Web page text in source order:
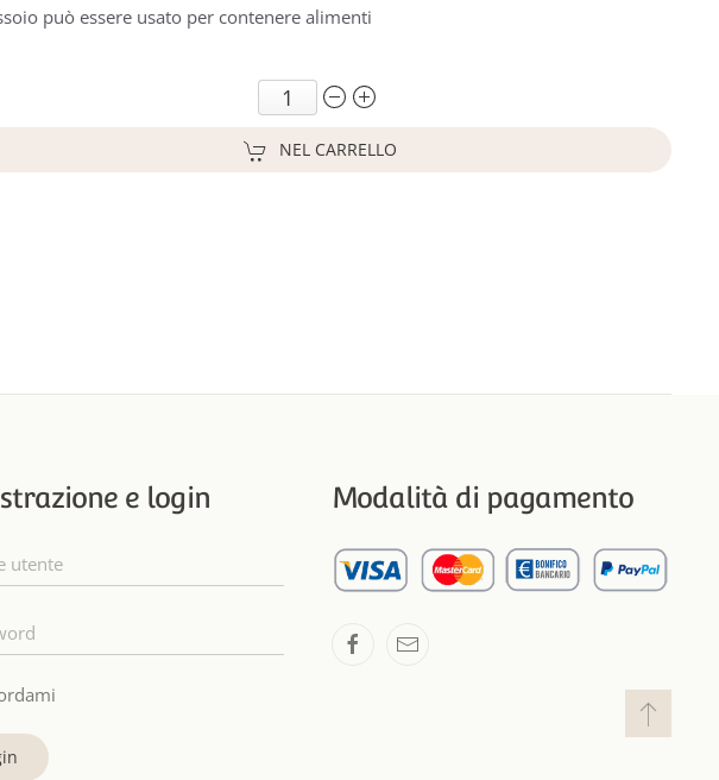
può essere usato per contenere alimenti
NEL CARRELLO
e login Modalità di pagamento